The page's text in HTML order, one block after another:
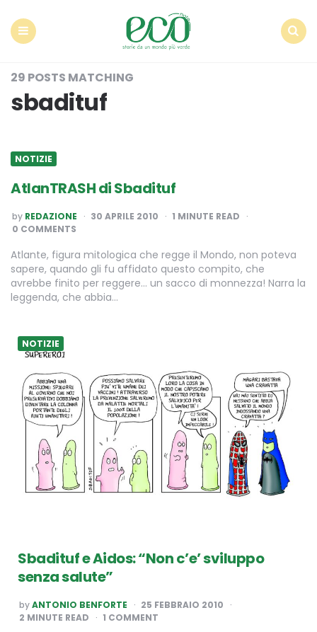
29 POSTS MATCHING
sbadituf
NOTIZIE
AtlanTRASH di Sbadituf
POSTED
BY
by REDAZIONE 30 APRILE 2010 1 MINUTE READ
0 COMMENTS
Atlante, figura mitologica che regge il Mondo, non poteva
sapere, quando gli fu affidato questo compito, che
avrebbe finito per reggere… un sacco di monnezza! Narra la
leggenda, che abbia…
NOTIZIE
Sbadituf e Aidos: “Non c’e’ sviluppo
senza salute”
POSTED
BY
byANTONIO BENFORTE
25 FEBBRAIO 2010
2 MINUTE READ 1 COMMENT